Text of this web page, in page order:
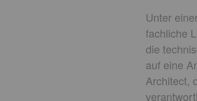
Unter
fachliche
die
auf eine
Architect,